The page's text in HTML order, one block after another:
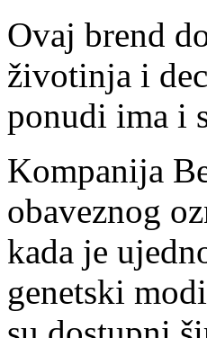
Ovaj brend
životinja i
ponudi ima i
Kompanija
obaveznog
kada je
genetski